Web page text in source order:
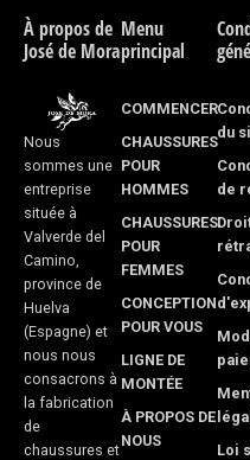
e
b
o
o
k
-
f
À propos de
José de Mora
Nous
sommes une
entreprise
située à
Valverde del
Camino,
province de
Huelva
(Espagne) et
nous nous
consacrons à
la fabrication
de
chaussures et
Menu
principal
COMMENCER
CHAUSSURES
POUR
HOMMES
CHAUSSURES
POUR
FEMMES
CONCEPTION
POUR VOUS
LIGNE DE
MONTÉE
À PROPOS DE
NOUS
du
de
Loi